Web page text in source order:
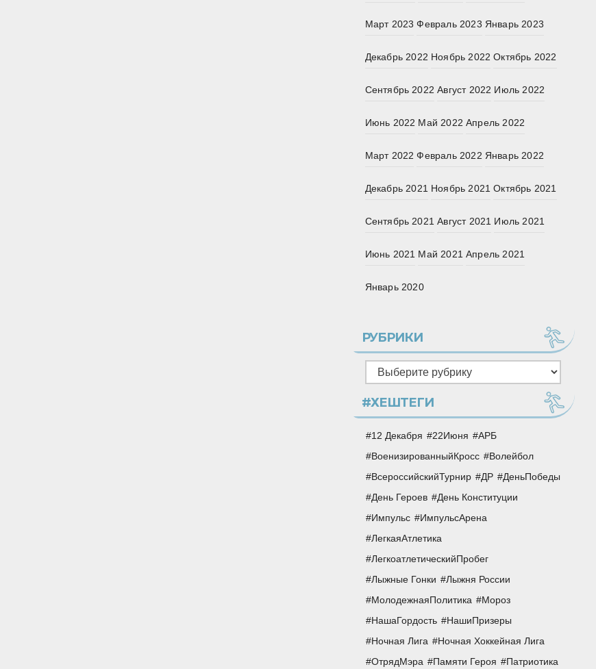
Март 2023 Февраль 2023 Январь 2023
Декабрь 2022 Ноябрь 2022 Октябрь 2022
Сентябрь 2022 Август 2022 Июль 2022
Июнь 2022 Май 2022 Апрель 2022
Март 2022 Февраль 2022 Январь 2022
Декабрь 2021 Ноябрь 2021 Октябрь 2021
Сентябрь 2021 Август 2021 Июль 2021
Июнь 2021 Май 2021 Апрель 2021
Январь 2020
РУБРИКИ
Рубрики
#ХЕШТЕГИ
12 Декабря 22Июня
АРБ
ВоенизированныйКросс
Волейбол
ВсероссийскийТурнир
ДР
ДеньПобеды
День Героев
День Конституции
Импульс
ИмпульсАрена
ЛегкаяАтлетика
ЛегкоатлетическийПробег
Лыжные Гонки
Лыжня России
МолодежнаяПолитика
Мороз
НашаГордость
НашиПризеры
Ночная Лига
Ночная Хоккейная Лига
ОтрядМэра
Памяти Героя
Патриотика